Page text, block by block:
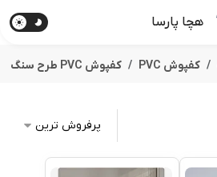
هچا پارسا
کفپوش PVC کفپوش PVC طرح سنگ